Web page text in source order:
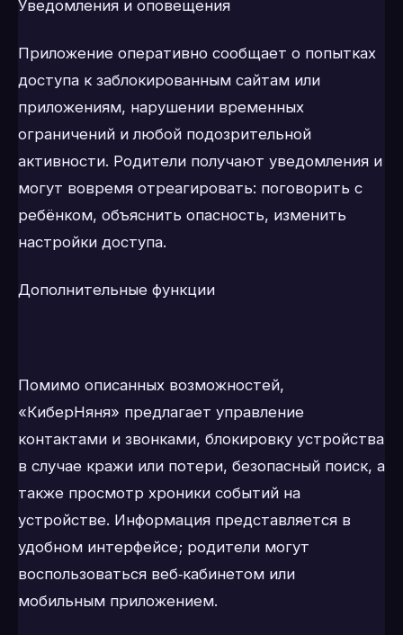
Уведомления и оповещения
Приложение оперативно сообщает о попытках
доступа к заблокированным сайтам или
приложениям, нарушении временных
ограничений и любой подозрительной
активности. Родители получают уведомления и
могут вовремя отреагировать: поговорить с
ребёнком, объяснить опасность, изменить
настройки доступа.
Дополнительные функции
Помимо описанных возможностей,
«КиберНяня» предлагает управление
контактами и звонками, блокировку устройства
в случае кражи или потери, безопасный поиск, а
также просмотр хроники событий на
устройстве. Информация представляется в
удобном интерфейсе; родители могут
воспользоваться веб‑кабинетом или
мобильным приложением.